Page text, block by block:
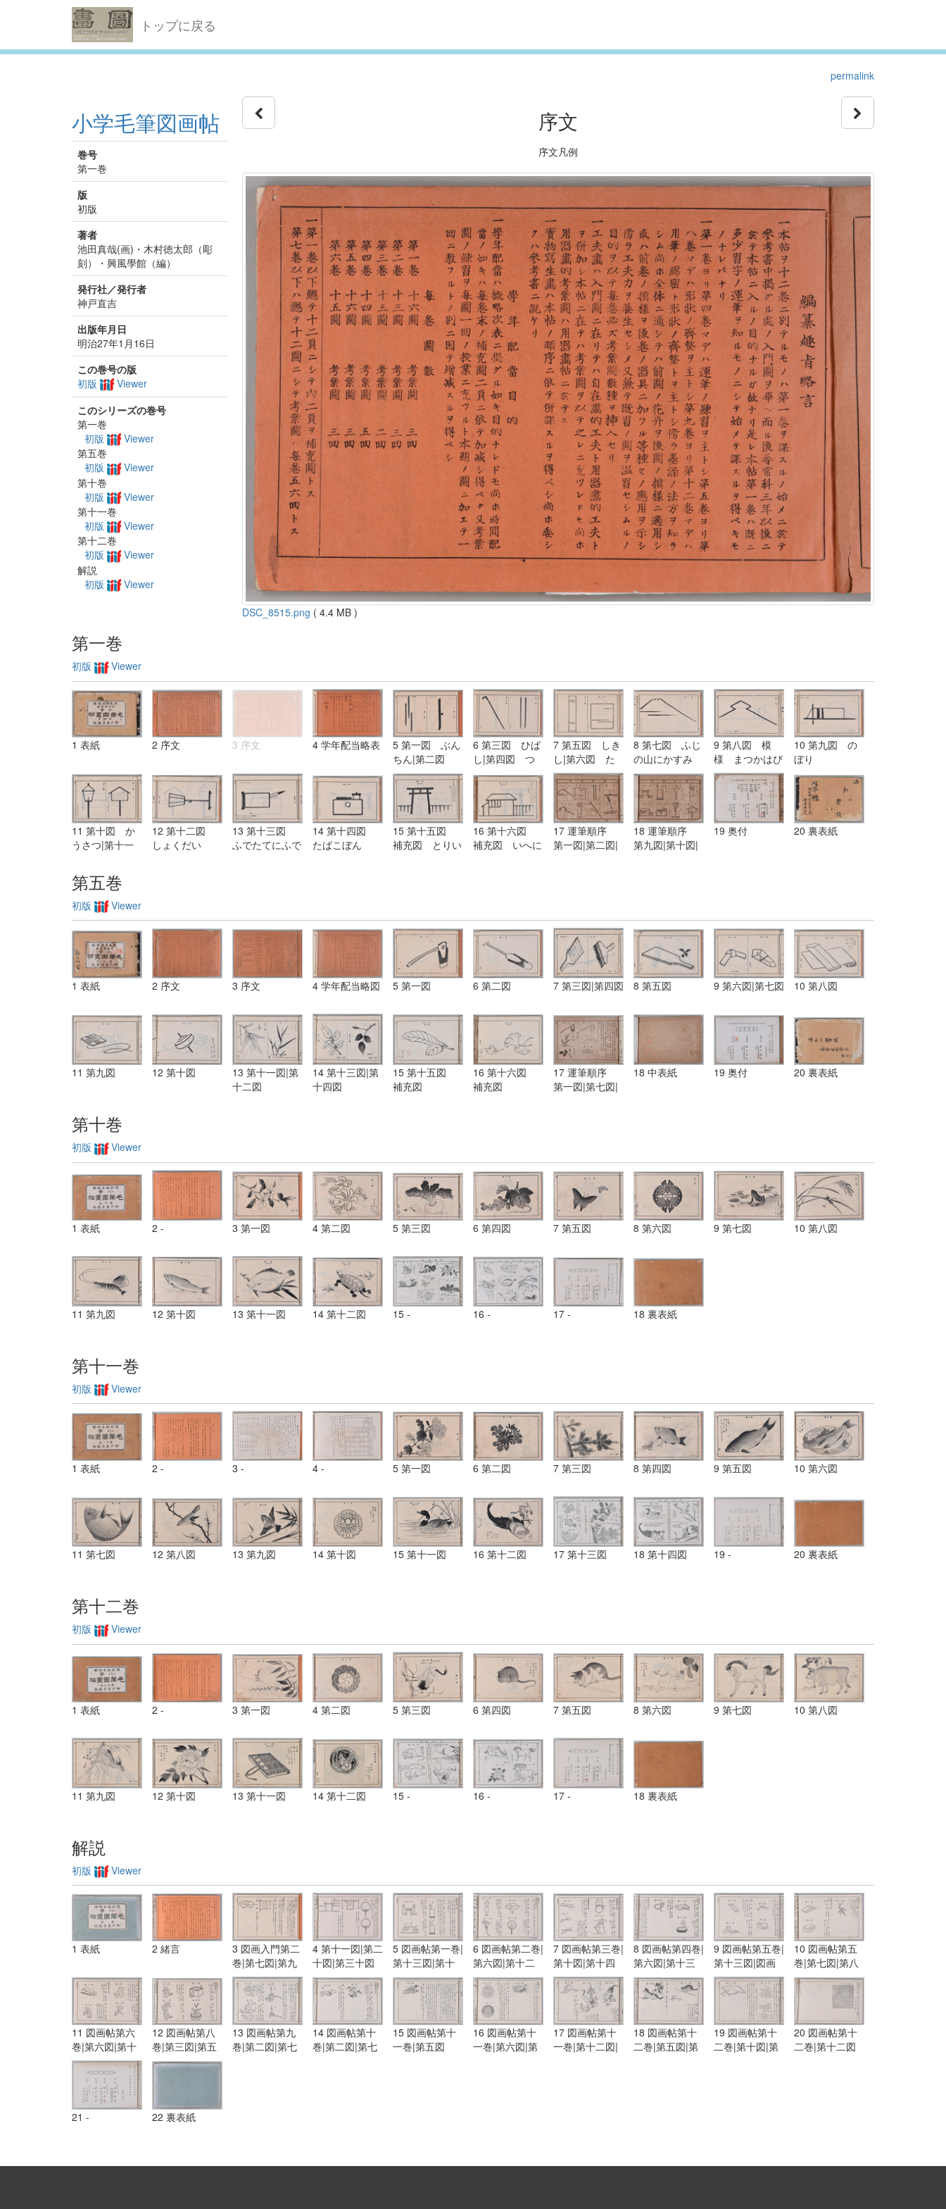
トップに戻る
permalink
小学毛筆図画帖
巻号
第一巻
版
初版
著者
池田真哉(画)・木村徳太郎（彫
刻）・興風學館（編）
発行社／発行者
神戸直吉
出版年月日
明治27年1月16日
この巻号の版
初版
Viewer
このシリーズの巻号
第一巻
初版
Viewer
第五巻
初版
Viewer
第十巻
初版
Viewer
第十一巻
初版
Viewer
第十二巻
初版
Viewer
解説
初版
Viewer
序文
序文凡例
DSC_8515.png ( 4.4 MB )
第一巻
初版 Viewer
1 表紙 2 序文 3 序文 4 学年配当略表
5 第一図 ぶん
ちん|第二図
模様 かすみが
6 第三図 ひば
し|第四図 つ
え
7 第五図 しき
し|第六図 た
んざく
8 第七図 ふじ
の山にかすみ
9 第八図 模
様 まつかはび
し
10 第九図 の
ぼり
11 第十図 か
うさつ|第十一
ろう
12 第十二図
しょくだい
13 第十三図
ふでたてにふで
14 第十四図
たばこぼん
15 第十五図
補充図 とりい
16 第十六図
補充図 いへに
17 運筆順序
第一図|第二図|
18 運筆順序
第九図|第十図|
19 奥付 20 裏表紙
第五巻
初版 Viewer
1 表紙 2 序文 3 序文 4 学年配当略図 5 第一図 6 第二図 7 第三図|第四図 8 第五図 9 第六図|第七図 10 第八図
11 第九図 12 第十図
13 第十一図|第
十二図
14 第十三図|第
十四図
15 第十五図
補充図
16 第十六図
補充図
17 運筆順序
第一図|第七図|
18 中表紙 19 奥付 20 裏表紙
第十巻
初版 Viewer
1 表紙 2 - 3 第一図 4 第二図 5 第三図 6 第四図 7 第五図 8 第六図 9 第七図 10 第八図
11 第九図 12 第十図 13 第十一図 14 第十二図 15 - 16 - 17 - 18 裏表紙
第十一巻
初版 Viewer
1 表紙 2 - 3 - 4 - 5 第一図 6 第二図 7 第三図 8 第四図 9 第五図 10 第六図
11 第七図 12 第八図 13 第九図 14 第十図 15 第十一図 16 第十二図 17 第十三図 18 第十四図 19 - 20 裏表紙
第十二巻
初版 Viewer
1 表紙 2 - 3 第一図 4 第二図 5 第三図 6 第四図 7 第五図 8 第六図 9 第七図 10 第八図
11 第九図 12 第十図 13 第十一図 14 第十二図 15 - 16 - 17 - 18 裏表紙
解説
初版 Viewer
1 表紙 2 緒言
3 図画入門第二
巻|第七図|第九
図
4 第十一図|第二
十図|第三十図
5 図画帖第一巻|
第十三図|第十
五図|第十六図
6 図画帖第二巻|
第六図|第十二
図|第十三図|第
十六図
7 図画帖第三巻|
第十図|第十四
図|図画帖第四
巻|第一図|第三
8 図画帖第四巻|
第六図|第十三
図|第十五図
9 図画帖第五巻|
第十三図|図画
帖第六巻|第一
図|第五図
10 図画帖第五
巻|第七図|第八
図|第十図
11 図画帖第六
巻|第六図|第十
三図|図画帖第
七巻|第三図|第
六図
12 図画帖第八
巻|第三図|第五
図|第九図|第十
13 図画帖第九
巻|第二図|第七
14 図画帖第十
巻|第二図|第七
15 図画帖第十
一巻|第五図
16 図画帖第十
一巻|第六図|第
17 図画帖第十
一巻|第十二図|
18 図画帖第十
二巻|第五図|第
19 図画帖第十
二巻|第十図|第
20 図画帖第十
二巻|第十二図
21 - 22 裏表紙